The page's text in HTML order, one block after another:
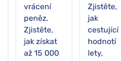
vrácení
peněz.
Zjistěte,
jak získat
až 15 000
Zjistěte,
jak
cestující
hodnotí
lety,